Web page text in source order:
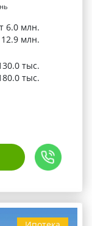
6.0 млн.
млн.
тыс.
тыс.